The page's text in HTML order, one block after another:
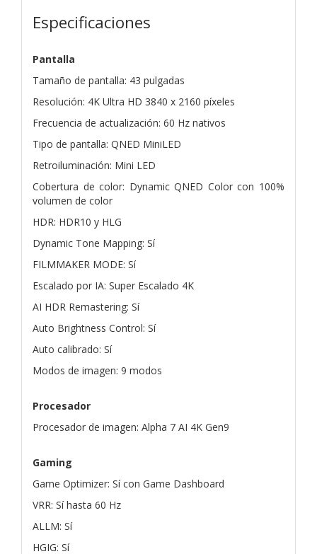
Especificaciones
Pantalla
Tamaño de pantalla: 43 pulgadas
Resolución: 4K Ultra HD 3840 x 2160 píxeles
Frecuencia de actualización: 60 Hz nativos
Tipo de pantalla: QNED MiniLED
Retroiluminación: Mini LED
Cobertura de color: Dynamic QNED Color con 100%
volumen de color
HDR: HDR10 y HLG
Dynamic Tone Mapping: Sí
FILMMAKER MODE: Sí
Escalado por IA: Super Escalado 4K
AI HDR Remastering: Sí
Auto Brightness Control: Sí
Auto calibrado: Sí
Modos de imagen: 9 modos
Procesador
Procesador de imagen: Alpha 7 AI 4K Gen9
Gaming
Game Optimizer: Sí con Game Dashboard
VRR: Sí hasta 60 Hz
ALLM: Sí
HGIG: Sí